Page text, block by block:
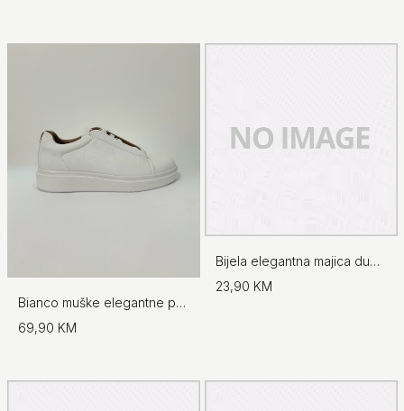
Bianco muške elegantne patike
69,90 KM
Bijela elegantna majica dugih rukava
23,90 KM